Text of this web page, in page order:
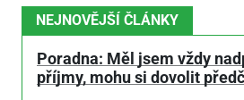
NEJNOVĚJŠÍ ČLÁNKY
Poradna: Měl jsem vždy
příjmy, mohu si dovolit